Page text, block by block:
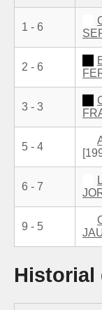
1 - 6
2 - 6
3 - 3
5 - 4
6 - 7
9 - 5
Historial